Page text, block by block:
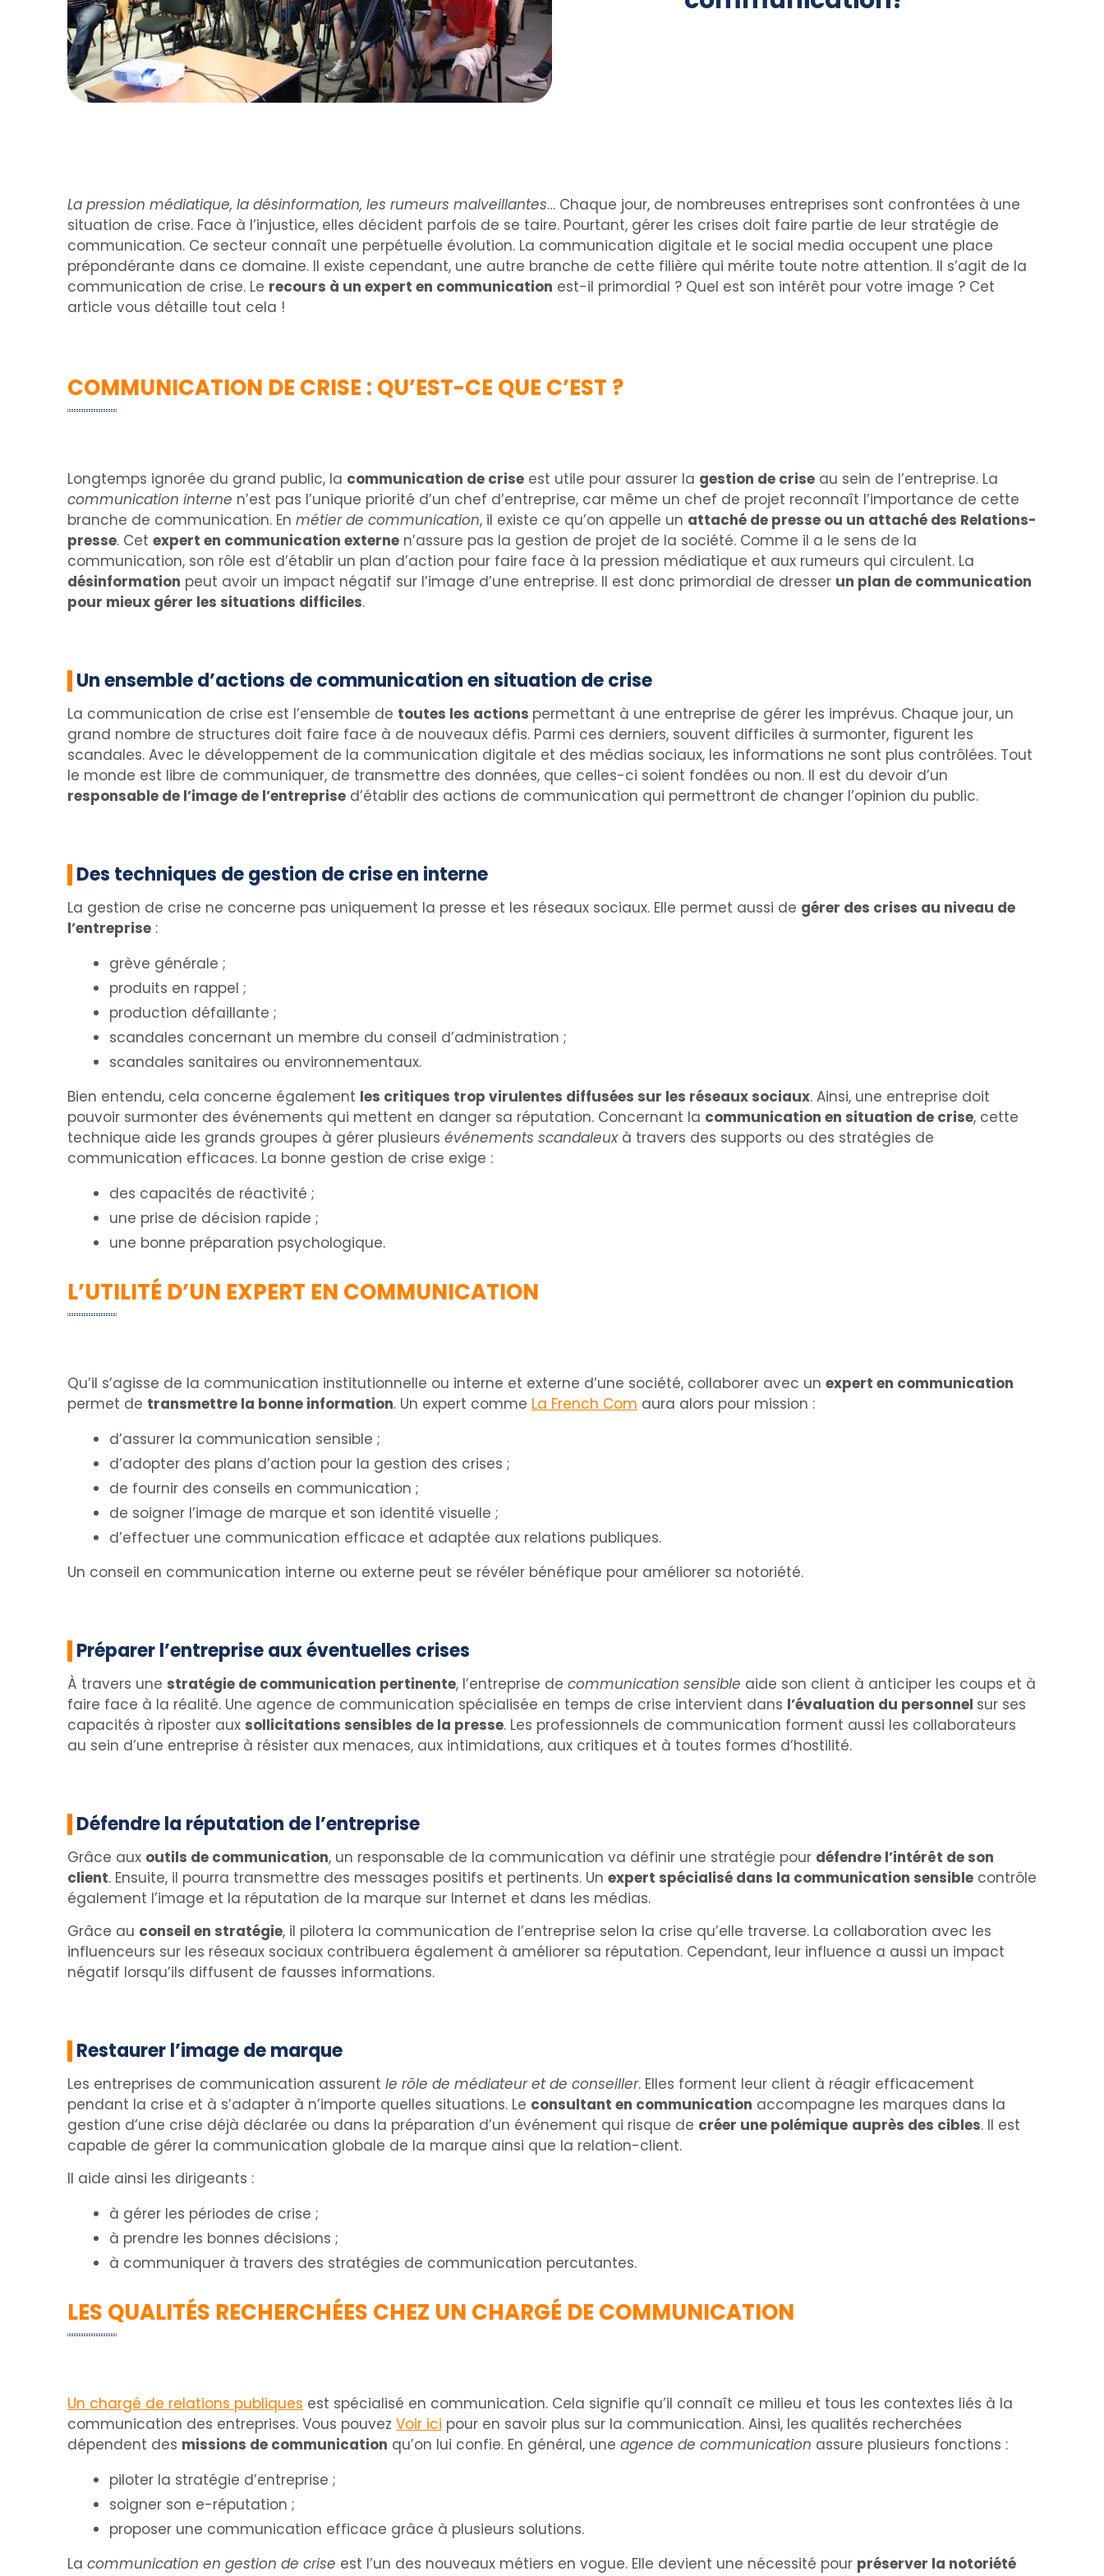
La pression médiatique, la désinformation, les rumeurs malveillantes… Chaque jour, de nombreuses entreprises sont confrontées à une
situation de crise. Face à l’injustice, elles décident parfois de se taire. Pourtant, gérer les crises doit faire partie de leur stratégie de
communication. Ce secteur connaît une perpétuelle évolution. La communication digitale et le social media occupent une place
prépondérante dans ce domaine. Il existe cependant, une autre branche de cette filière qui mérite toute notre attention. Il s’agit de la
communication de crise. Le recours à un expert en communication est-il primordial ? Quel est son intérêt pour votre image ? Cet
article vous détaille tout cela !
COMMUNICATION DE CRISE : QU’EST-CE QUE C’EST ?
Longtemps ignorée du grand public, la communication de crise est utile pour assurer la gestion de crise au sein de l’entreprise. La
communication interne n’est pas l’unique priorité d’un chef d’entreprise, car même un chef de projet reconnaît l’importance de cette
branche de communication. En métier de communication, il existe ce qu’on appelle un attaché de presse ou un attaché des Relations-
presse. Cet expert en communication externe n’assure pas la gestion de projet de la société. Comme il a le sens de la
communication, son rôle est d’établir un plan d’action pour faire face à la pression médiatique et aux rumeurs qui circulent. La
désinformation peut avoir un impact négatif sur l’image d’une entreprise. Il est donc primordial de dresser un plan de communication
pour mieux gérer les situations difficiles.
Un ensemble d’actions de communication en situation de crise
La communication de crise est l’ensemble de toutes les actions permettant à une entreprise de gérer les imprévus. Chaque jour, un
grand nombre de structures doit faire face à de nouveaux défis. Parmi ces derniers, souvent difficiles à surmonter, figurent les
scandales. Avec le développement de la communication digitale et des médias sociaux, les informations ne sont plus contrôlées. Tout
le monde est libre de communiquer, de transmettre des données, que celles-ci soient fondées ou non. Il est du devoir d’un
responsable de l’image de l’entreprise d’établir des actions de communication qui permettront de changer l’opinion du public.
Des techniques de gestion de crise en interne
La gestion de crise ne concerne pas uniquement la presse et les réseaux sociaux. Elle permet aussi de gérer des crises au niveau de
l’entreprise :
grève générale ;
produits en rappel ;
production défaillante ;
scandales concernant un membre du conseil d’administration ;
scandales sanitaires ou environnementaux.
Bien entendu, cela concerne également les critiques trop virulentes diffusées sur les réseaux sociaux. Ainsi, une entreprise doit
pouvoir surmonter des événements qui mettent en danger sa réputation. Concernant la communication en situation de crise, cette
technique aide les grands groupes à gérer plusieurs événements scandaleuxà travers des supports ou des stratégies de
communication efficaces. La bonne gestion de crise exige :
des capacités de réactivité ;
une prise de décision rapide ;
une bonne préparation psychologique.
L’UTILITÉ D’UN EXPERT EN COMMUNICATION
Qu’il s’agisse de la communication institutionnelle ou interne et externe d’une société, collaborer avec un expert en communication
permet de transmettre la bonne information. Un expert comme La French Com aura alors pour mission :
d’assurer la communication sensible ;
d’adopter des plans d’action pour la gestion des crises ;
de fournir des conseils en communication ;
de soigner l’image de marque et son identité visuelle ;
d’effectuer une communication efficace et adaptée aux relations publiques.
Un conseil en communication interne ou externe peut se révéler bénéfique pour améliorer sa notoriété.
Préparer l’entreprise aux éventuelles crises
À travers une stratégie de communication pertinente, l’entreprise de communication sensible aide son client à anticiper les coups et à
faire face à la réalité. Une agence de communication spécialisée en temps de crise intervient dans l’évaluation du personnel sur ses
capacités à riposter aux sollicitations sensibles de la presse. Les professionnels de communication forment aussi les collaborateurs
au sein d’une entreprise à résister aux menaces, aux intimidations, aux critiques et à toutes formes d’hostilité.
Défendre la réputation de l’entreprise
Grâce aux outils de communication, un responsable de la communication va définir une stratégie pour défendre l’intérêt de son
client. Ensuite, il pourra transmettre des messages positifs et pertinents. Un expert spécialisé dans la communication sensible contrôle
également l’image et la réputation de la marque sur Internet et dans les médias.
Grâce au conseil en stratégie, il pilotera la communication de l’entreprise selon la crise qu’elle traverse. La collaboration avec les
influenceurs sur les réseaux sociaux contribuera également à améliorer sa réputation. Cependant, leur influence a aussi un impact
négatif lorsqu’ils diffusent de fausses informations.
Restaurer l’image de marque
Les entreprises de communication assurent le rôle de médiateur et de conseiller. Elles forment leur client à réagir efficacement
pendant la crise et à s’adapter à n’importe quelles situations. Le consultant en communication accompagne les marques dans la
gestion d’une crise déjà déclarée ou dans la préparation d’un événement qui risque de créer une polémique auprès des cibles. Il est
capable de gérer la communication globale de la marque ainsi que la relation-client.
Il aide ainsi les dirigeants :
à gérer les périodes de crise ;
à prendre les bonnes décisions ;
à communiquer à travers des stratégies de communication percutantes.
LES QUALITÉS RECHERCHÉES CHEZ UN CHARGÉ DE COMMUNICATION
Un chargé de relations publiques est spécialisé en communication. Cela signifie qu’il connaît ce milieu et tous les contextes liés à la
communication des entreprises. Vous pouvez Voir ici pour en savoir plus sur la communication. Ainsi, les qualités recherchées
dépendent des missions de communication qu’on lui confie. En général, une agence de communication assure plusieurs fonctions :
piloter la stratégie d’entreprise ;
soigner son e-réputation ;
proposer une communication efficace grâce à plusieurs solutions.
La communication en gestion de crise est l’un des nouveaux métiers en vogue. Elle devient une nécessité pour préserver la notoriété